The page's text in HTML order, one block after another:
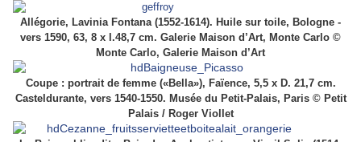
Allégorie, Lavinia Fontana (1552-1614). Huile sur toile, Bologne -
vers 1590, 63, 8 x l.48,7 cm. Galerie Maison d’Art, Monte Carlo ©
Monte Carlo, Galerie Maison d’Art
Coupe : portrait de femme («Bella»), Faïence, 5,5 x D. 21,7 cm.
Casteldurante, vers 1540-1550. Musée du Petit-Palais, Paris © Petit
Palais / Roger Viollet